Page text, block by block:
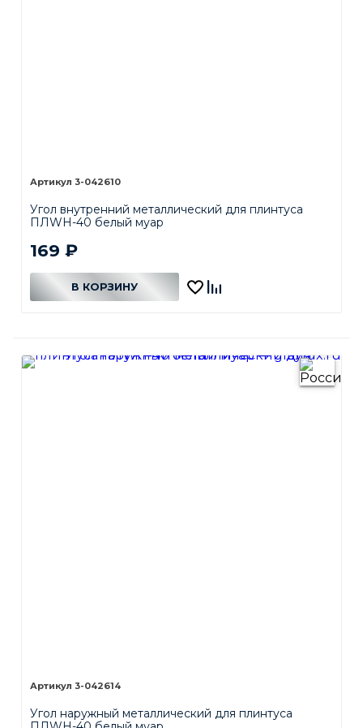
3-042610
Угол внутренний металлический для плинтуса
ПЛWH-40 белый муар
169 ₽
В КОРЗИНУ В КОРЗИНЕ
3-042614
Угол наружный металлический для плинтуса